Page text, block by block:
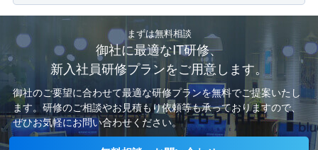
まずは無料相談
御社に最適なIT研修、
新入社員研修プランをご用意します。
御社のご要望に合わせて最適な研修プランを無料でご提案いたし
ます。 研修のご相談やお見積もり依頼等も承っておりますので、
ぜひお気軽にお問い合わせください。